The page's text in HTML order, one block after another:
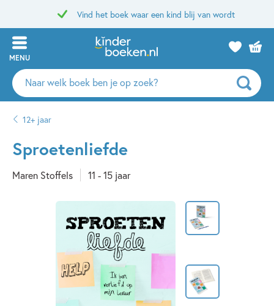
Vind het boek waar een kind blij van wordt
MENU
Zoeken
naar
auteurs
uitgevers
12+ jaar
Sproetenliefde
Maren Stoffels 11 - 15 jaar